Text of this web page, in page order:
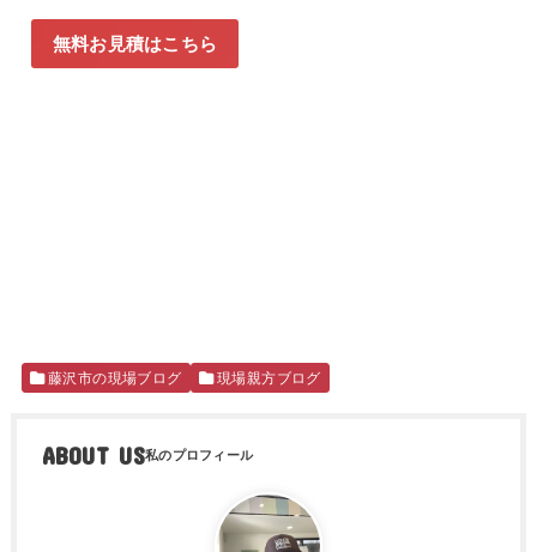
無料お見積はこちら
藤沢市の現場ブログ 現場親方ブログ
ABOUT US